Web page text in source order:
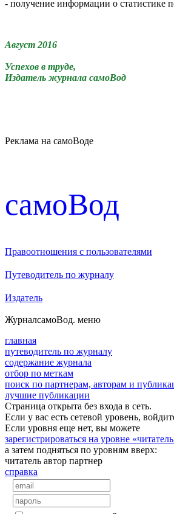
- получение информации о статистике
Август 2016
Успехов в труде,
Издатель журнала самоВод
Реклама на самоВоде
cамоВод
Правоотношения с пользователями
Путеводитель по журналу
Издатель
ЖурналсамоВод. меню
главная
путеводитель по журналу
содержание журнала
отбор по меткам
поиск по партнерам, авторам и
лучшие публикации
Страница открыта без входа в сеть.
Если у вас есть сетевой уровень,
Если уровня еще нет, вы можете
зарегистрироваться на уровне
а затем подняться по уровням вверх:
читатель автор партнер
справка